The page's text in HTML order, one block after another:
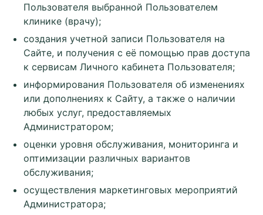
Пользователя выбранной Пользователем
клинике (врачу);
создания учетной записи Пользователя на
Сайте, и получения с её помощью прав доступа
к сервисам Личного кабинета Пользователя;
информирования Пользователя об изменениях
или дополнениях к Сайту, а также о наличии
любых услуг, предоставляемых
Администратором;
оценки уровня обслуживания, мониторинга и
оптимизации различных вариантов
обслуживания;
осуществления маркетинговых мероприятий
Администратора;